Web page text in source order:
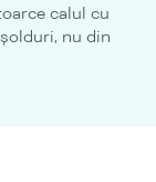
calul cu
nu din